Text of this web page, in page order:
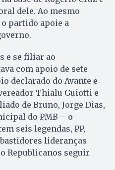
dele. Ao mesmo
partido apoie a
e se filiar ao
com apoio de sete
declarado do Avante e
Thialu Guiotti e
de Bruno, Jorge Dias,
do PMB – o
seis legendas, PP,
lideranças
Republicanos seguir